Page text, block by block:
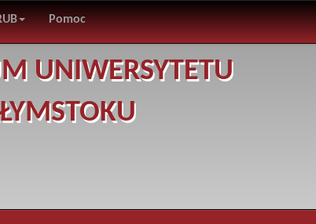
Pomoc
UNIWERSYTETU